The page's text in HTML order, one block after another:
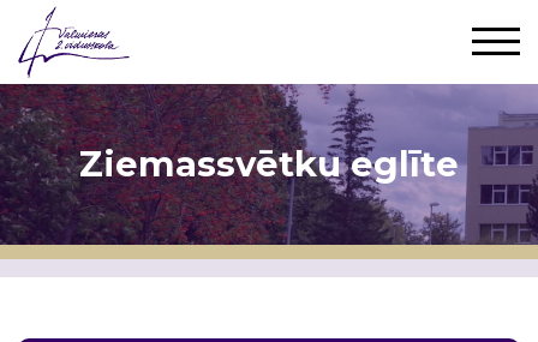
Ziemassvētku eglīte